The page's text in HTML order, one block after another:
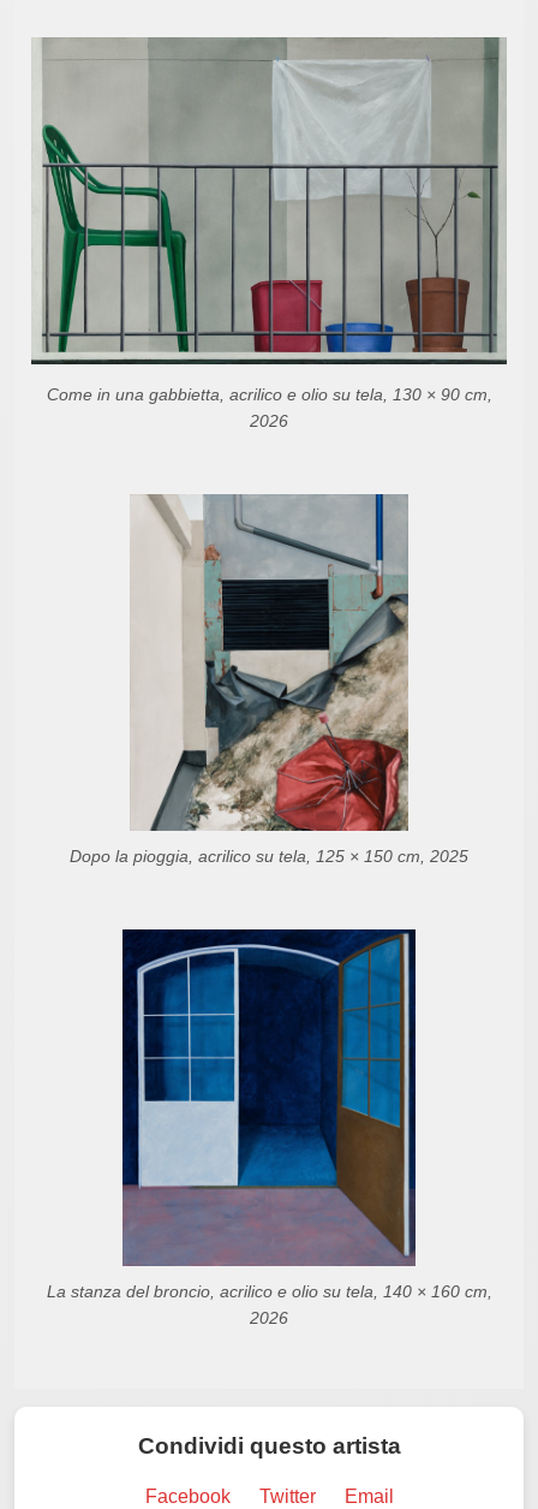
Come in una gabbietta, acrilico e olio su tela, 130 × 90 cm,
2026
Dopo la pioggia, acrilico su tela, 125 × 150 cm, 2025
La stanza del broncio, acrilico e olio su tela, 140 × 160 cm,
2026
Condividi questo artista
Facebook Twitter Email